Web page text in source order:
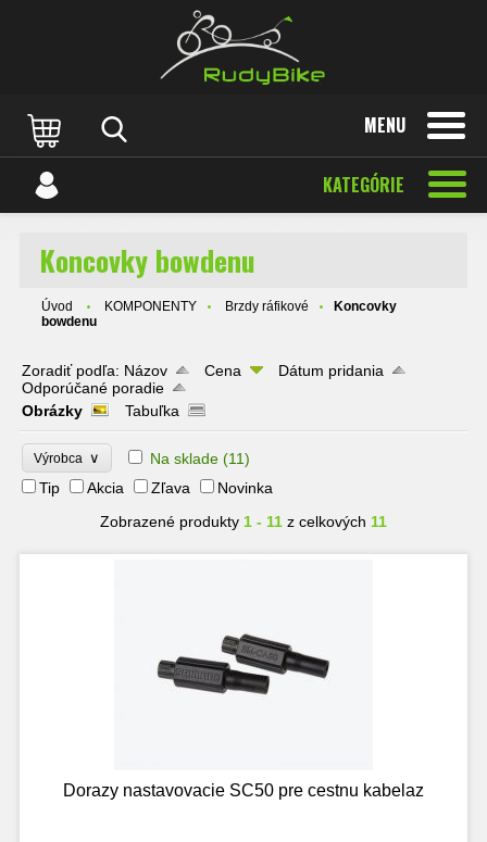
MENU
KATEGÓRIE
Koncovky bowdenu
Úvod KOMPONENTY Brzdy ráfikové
Koncovky
bowdenu
Zoradiť podľa: Názov Cena
Dátum pridania
Odporúčané poradie
Obrázky
Tabuľka
Výrobca ∨ Na sklade (11)
Tip
Akcia Zľava
Novinka
Zobrazené produkty 1 - 11 z celkových 11
Dorazy nastavovacie SC50 pre cestnu kabelaz